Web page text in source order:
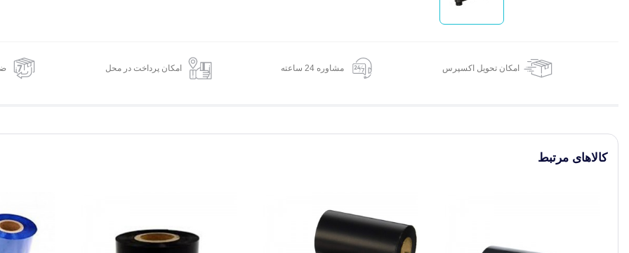
امکان تحویل اکسپرس مشاوره 24 ساعته امکان پرداخت در محل
کالاهای مرتبط